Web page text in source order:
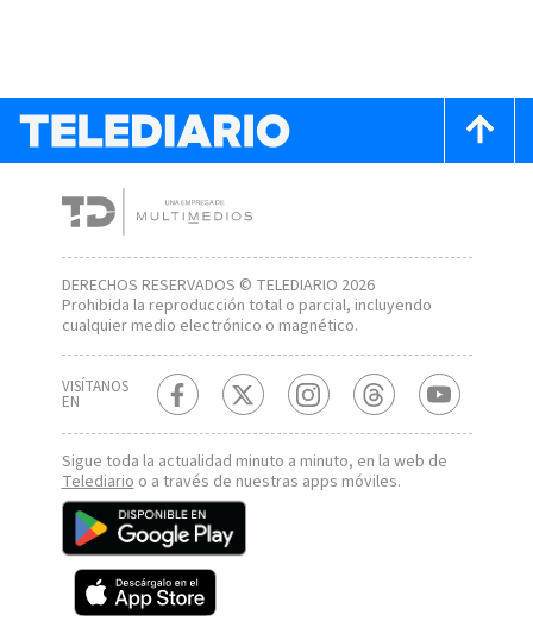
DERECHOS RESERVADOS © TELEDIARIO 2026
Prohibida la reproducción total o parcial, incluyendo
cualquier medio electrónico o magnético.
VISÍTANOS
EN
Sigue toda la actualidad minuto a minuto, en la web de
Telediarioo a través de nuestras apps móviles.